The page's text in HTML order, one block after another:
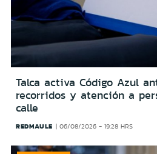
Talca activa Código Azul
recorridos y atención a
calle
REDMAULE 06/08/2026 - 19:28 HRS